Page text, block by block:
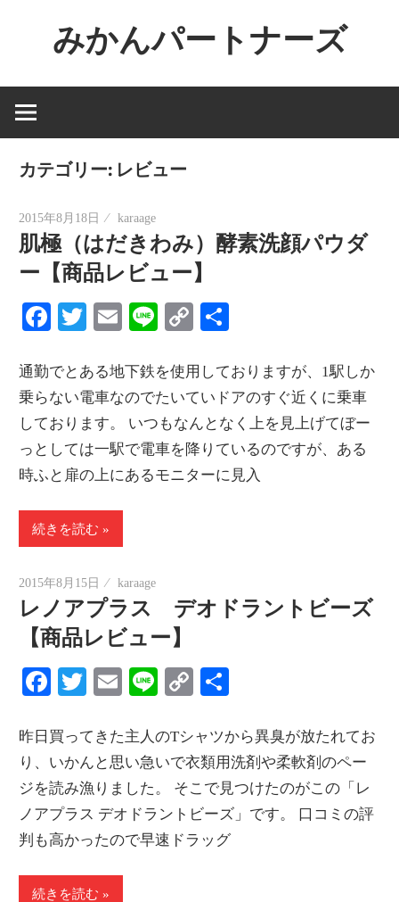
ン
へ
みかんパートナーズ
ー
ジ
ン
で
役
立
た
な
い
情
報
を
界
へ
信
カテゴリー: レビュー
2015年8月18日 karaage
肌極（はだきわみ）酵素洗顔パウダ
ー【商品レビュー】
Facebook
Twitter
EmailLineCopy
通勤でとある地下鉄を使用しておりますが、1駅しか
乗らない電車なのでたいていドアのすぐ近くに乗車
しております。 いつもなんとなく上を見上げてぼー
っとしては一駅で電車を降りているのですが、ある
時ふと扉の上にあるモニターに見入
続きを読む
2015年8月15日 karaage
レノアプラス デオドラントビーズ
【商品レビュー】
Facebook
Twitter
EmailLineCopy
昨日買ってきた主人のTシャツから異臭が放たれてお
り、いかんと思い急いで衣類用洗剤や柔軟剤のペー
ジを読み漁りました。 そこで見つけたのがこの「レ
ノアプラス デオドラントビーズ」です。 口コミの評
判も高かったので早速ドラッグ
続きを読む